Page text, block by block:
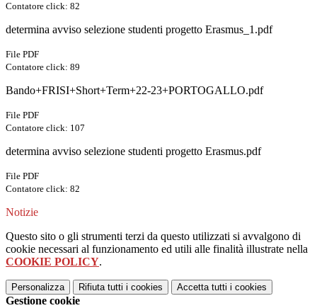
Contatore click: 82
determina avviso selezione studenti progetto Erasmus_1.pdf
File PDF
Contatore click: 89
Bando+FRISI+Short+Term+22-23+PORTOGALLO.pdf
File PDF
Contatore click: 107
determina avviso selezione studenti progetto Erasmus.pdf
File PDF
Contatore click: 82
Notizie
Questo sito o gli strumenti terzi da questo utilizzati si avvalgono di
cookie necessari al funzionamento ed utili alle finalità illustrate nella
COOKIE POLICY.
Personalizza Rifiuta tutti i cookies Accetta tutti i cookies
Gestione cookie